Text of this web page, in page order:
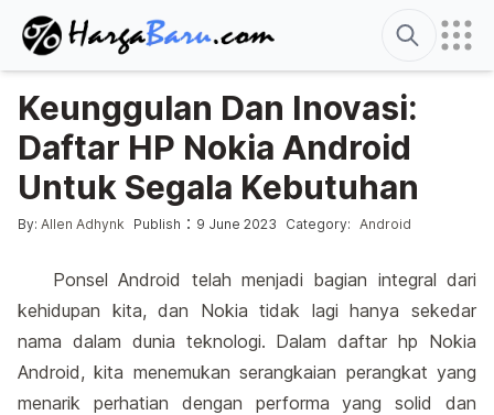
Search
Keunggulan Dan Inovasi:
Daftar HP Nokia Android
Untuk Segala Kebutuhan
Posted by
By: Allen Adhynk Publish : 9 June 2023 Posted in
Category: Android
Ponsel Android telah menjadi bagian integral dari
kehidupan kita, dan Nokia tidak lagi hanya sekedar
nama dalam dunia teknologi. Dalam daftar hp Nokia
Android, kita menemukan serangkaian perangkat yang
menarik perhatian dengan performa yang solid dan